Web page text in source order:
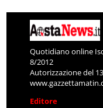
Quotidiano online
8/2012
Autorizzazione del
Editore